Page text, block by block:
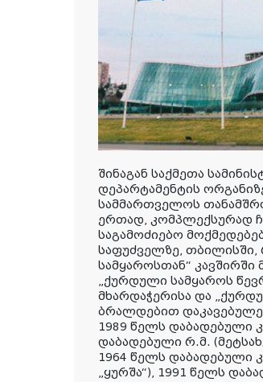
შინაგან საქმეთა
დეპარტამენტის
სამმართველოს
ერთად, კომპლექსურად
საგამოძიებო
საფუძველზე, თბილისში,
სამყაროსთან“ კავშირში
„ქურდული სამყაროს
მხარდაჭერისა და
ბრალდებით
1989 წელს დაბადებული
დაბადებული რ.მ.
1964 წელს დაბადებული
„ყურშა“), 1991 წელს